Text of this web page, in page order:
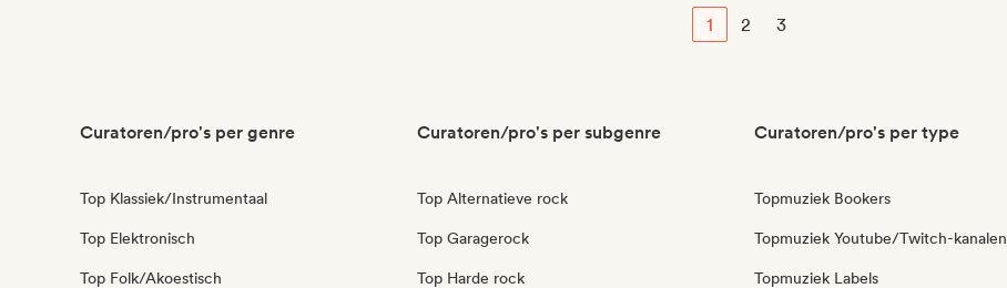
1 2 3
Curatoren/pro's per genre
Top Klassiek/Instrumentaal
Top Elektronisch
Top Folk/Akoestisch
Curatoren/pro's per subgenre
Top Alternatieve rock
Top Garagerock
Top Harde rock
Curatoren/pro's per type
Topmuziek Bookers
Topmuziek Youtube/Twitch-kanalen
Topmuziek Labels